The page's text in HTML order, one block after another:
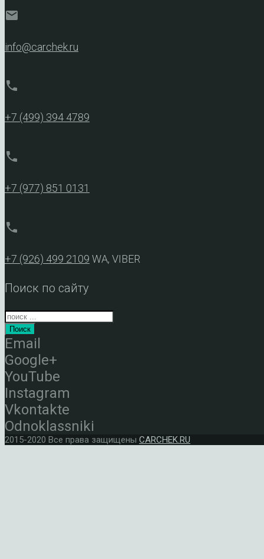
mail
info@carchek.ru
phone
+7 (499) 394 4789
phone
+7 (977) 851 0131
phone
+7 (926) 499 2109 WA, VIBER
Поиск по сайту
Поиск
Email
Google+
YouTube
Instagram
Vkontakte
Odnoklassniki
2015-2020 Все права защищены CARCHEK.RU